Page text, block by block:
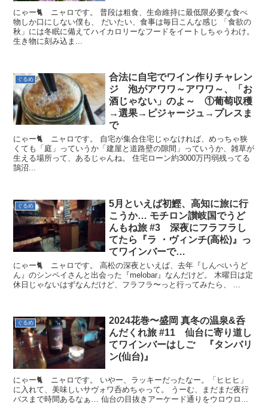
にゃー🐈 ニャロです。 普段は粗食、生命維持に最低限必要な食べ
物しか口にしない僕も、 だいたい、食事は毎日こんな感じ 「食欲の
秋」には冬眠に備えてハイカロリーなフードをイートしちゃうわけ。
生き物に刻み込ま...
ぐるめ
合法に自宅でワイン作りチャレン
ジ 泡がアワワ～アワワ～、「お
酒じゃない」のよ～ ①葡萄収穫
→選果→ピジャージュ→プレスま
で
にゃー🐈️ ニャロです。 自宅が集合住宅じゃなければ、めっちゃ狭
くても「庭」っていうか「建屋と道路壁の隙間」っていうか、雑草が
生える場所って、あるじゃんね。 住宅ローン約3000万円弱残ってる
鵠沼...
ぐるめ
5月といえば初鰹、高知に旅に行
こうか… モチロン讃岐国でうど
んもね旅 #3 深夜にフラフラし
てたら『ラ ・ヴィンチ(高松)』っ
てワインバーで…
にゃー🐈 ニャロです。 高松の深夜といえば、去年『しんぺいうど
ん』のシンペイさんと出会った『melobar』なんだけど。 木曜日は定
休日じゃないはずなんだけど、フラフラ〜っと行ってみたら、 ...
ぐるめ
2024花巻〜盛岡 真冬の温泉&呑
んだくれ旅 #11 仙台に寄り道し
てワインバーはしご 『タンバリ
ン(仙台)』
にゃー🐈 ニャロです。 いやー、ラッキーだったなー。「ヒヒヒ」
に入れて、美味しいサヴォワ呑めちゃって。 うーむ、まだまだ夜行
バスまで時間あるなぁ… 仙台の目抜きアーケード通りをウロウロ...